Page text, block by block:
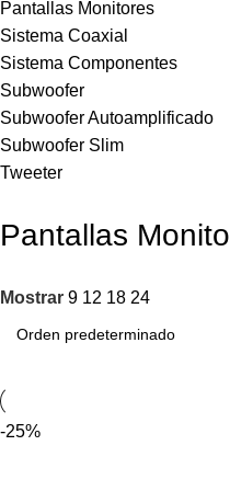
Pantallas Monitores
Sistema Coaxial
Sistema Componentes
Subwoofer
Subwoofer Autoamplificado
Subwoofer Slim
Tweeter
Pantallas
Mostrar 9 12 18 24
-25%